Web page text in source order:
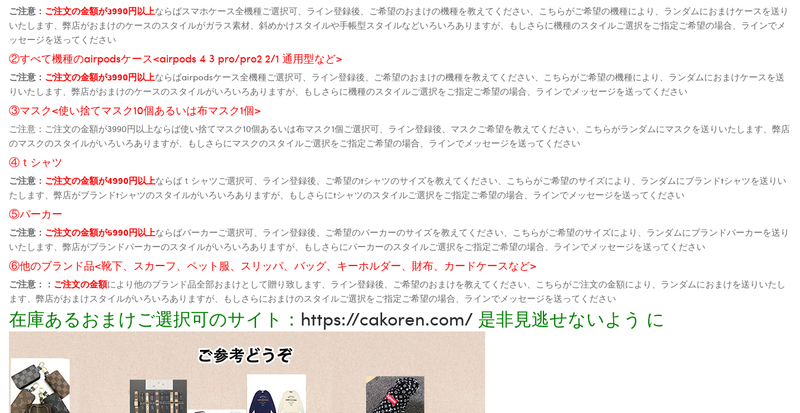
ご注意： ご注文の金額が3990円以上ならばスマホケース全機種ご選択可、ライン登録後、ご希望のおまけの機種を教えてください、こちらがご希望の機種により、ランダムにおまけケースを送り
いたします、弊店がおまけのケースのスタイルがガラス素材、斜めかけスタイルや手帳型スタイルなどいろいろありますが、もしさらに機種のスタイルご選択をご指定ご希望の場合、ラインでメ
ッセージを送ってください
②すべて機種のairpodsケース<airpods 4 3 pro/pro2 2/1 通用型など>
ご注意： ご注文の金額が3990円以上ならばairpodsケース全機種ご選択可、ライン登録後、ご希望のおまけの機種を教えてください、こちらがご希望の機種により、ランダムにおまけケースを送
りいたします、弊店がおまけのケースのスタイルがいろいろありますが、もしさらに機種のスタイルご選択をご指定ご希望の場合、ラインでメッセージを送ってください
③マスク<使い捨てマスク10個あるいは布マスク1個>
ご注意：ご注文の金額が3990円以上ならば使い捨てマスク10個あるいは布マスク1個ご選択可、ライン登録後、マスクご希望を教えてください、こちらがランダムにマスクを送りいたします、弊店
のマスクのスタイルがいろいろありますが、もしさらにマスクのスタイルご選択をご指定ご希望の場合、ラインでメッセージを送ってください
④ｔシャツ
ご注意： ご注文の金額が4990円以上ならばｔシャツご選択可、ライン登録後、ご希望のtシャツのサイズを教えてください、こちらがご希望のサイズにより、ランダムにブランドtシャツを送りい
たします、弊店がブランドtシャツのスタイルがいろいろありますが、もしさらにtシャツのスタイルご選択をご指定ご希望の場合、ラインでメッセージを送ってください
⑤パーカー
ご注意： ご注文の金額が5990円以上ならばパーカーご選択可、ライン登録後、ご希望のパーカーのサイズを教えてください、こちらがご希望のサイズにより、ランダムにブランドパーカーを送り
いたします、弊店がブランドパーカーのスタイルがいろいろありますが、もしさらにパーカーのスタイルご選択をご指定ご希望の場合、ラインでメッセージを送ってください
⑥他のブランド品<靴下、スカーフ、ペット服、スリッパ、バッグ、キーホルダー、財布、カードケースなど>
ご注意：： ご注文の金額により他のブランド品全部おまけとして贈り致します、ライン登録後、ご希望のおまけを教えてください、こちらがご注文の金額により、ランダムにおまけを送りいたし
ます、弊店がおまけスタイルがいろいろありますが、もしさらにおまけのスタイルご選択をご指定ご希望の場合、ラインでメッセージを送ってください
在庫あるおまけご選択可のサイト： https://cakoren.com/ 是非見逃せないよう に